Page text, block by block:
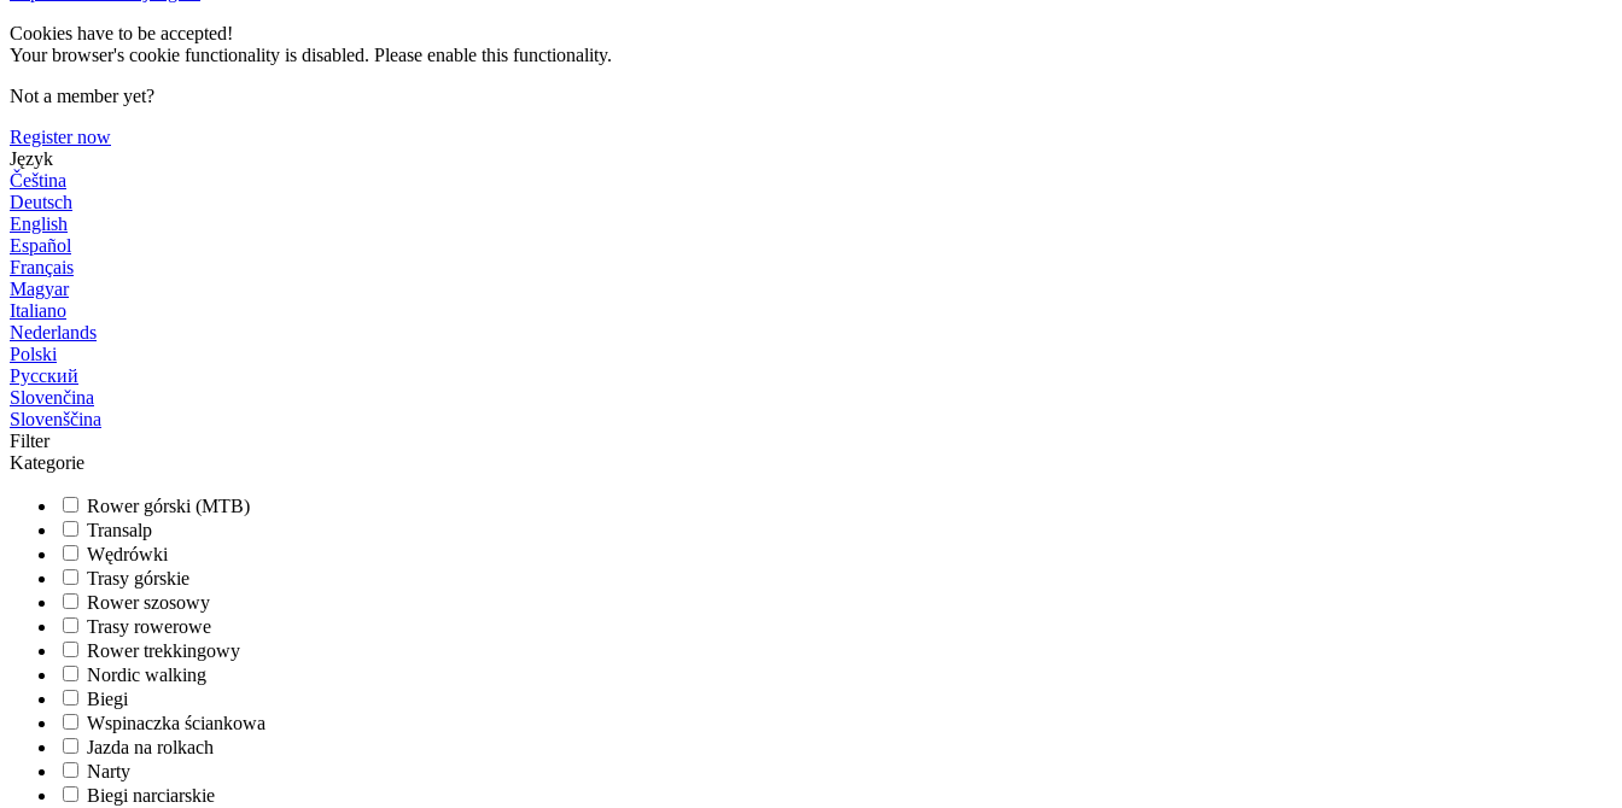
Cookies have to be accepted!
Your browser's cookie functionality is disabled. Please enable this functionality.
Not a member yet?
Register now
Język
Čeština
Deutsch
English
Español
Français
Magyar
Italiano
Nederlands
Polski
Русский
Slovenčina
Slovenščina
Filter
Kategorie
Rower górski (MTB)
Transalp
Wędrówki
Trasy górskie
Rower szosowy
Trasy rowerowe
Rower trekkingowy
Nordic walking
Biegi
Wspinaczka ściankowa
Jazda na rolkach
Narty
Biegi narciarskie